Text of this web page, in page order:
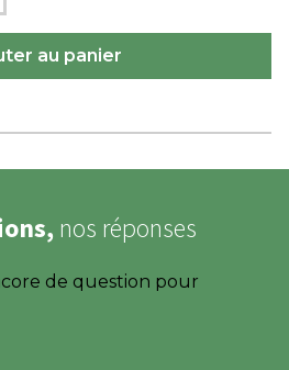
nos réponses
de question pour